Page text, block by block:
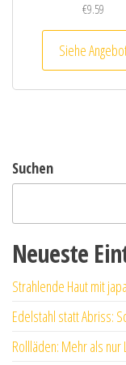
€9.59
Siehe
Suchen
Neueste
Strahlende Haut mit
Edelstahl statt Abriss:
Rollläden: Mehr als nur